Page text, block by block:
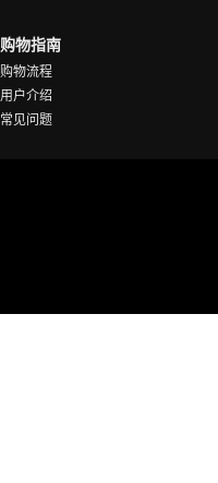
购物指南
购物流程
用户介绍
常见问题